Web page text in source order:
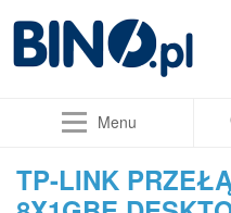
Menu
TP-LINK